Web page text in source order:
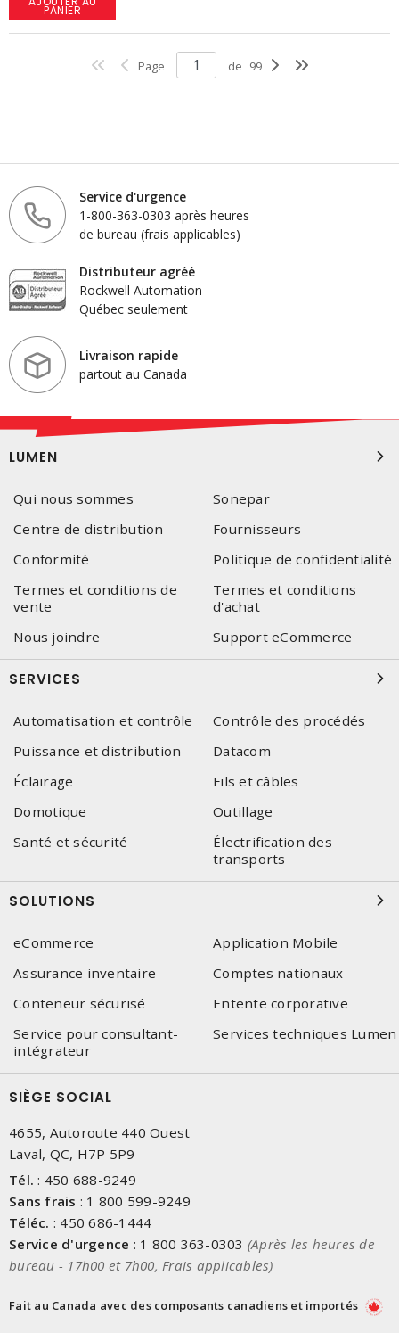
PANIER
Page de 99
Service d'urgence
1-800-363-0303 après heures
de bureau (frais applicables)
Distributeur agréé
Rockwell Automation
Québec seulement
Livraison rapide
partout au Canada
LUMEN
Qui nous sommes
Sonepar
Centre de distribution
Fournisseurs
Conformité
Politique de confidentialité
Termes et conditions de
vente
Termes et conditions
d'achat
Nous joindre
Support eCommerce
SERVICES
Automatisation et contrôle
Contrôle des procédés
Puissance et distribution
Datacom
Éclairage
Fils et câbles
Domotique
Outillage
Santé et sécurité
Électrification des
transports
SOLUTIONS
eCommerce
Application Mobile
Assurance inventaire
Comptes nationaux
Conteneur sécurisé
Entente corporative
Service pour consultant-
intégrateur
Services techniques Lumen
SIÈGE SOCIAL
4655, Autoroute 440 Ouest
Laval, QC, H7P 5P9
Tél. : 450 688-9249
Sans frais : 1 800 599-9249
Téléc. : 450 686-1444
Service d'urgence : 1 800 363-0303 (Après les heures de
bureau - 17h00 et 7h00, Frais applicables)
Fait au Canada avec des composants canadiens et importés